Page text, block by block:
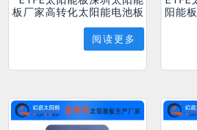
板厂家高转化太阳能电池板
阅读更多
阳能